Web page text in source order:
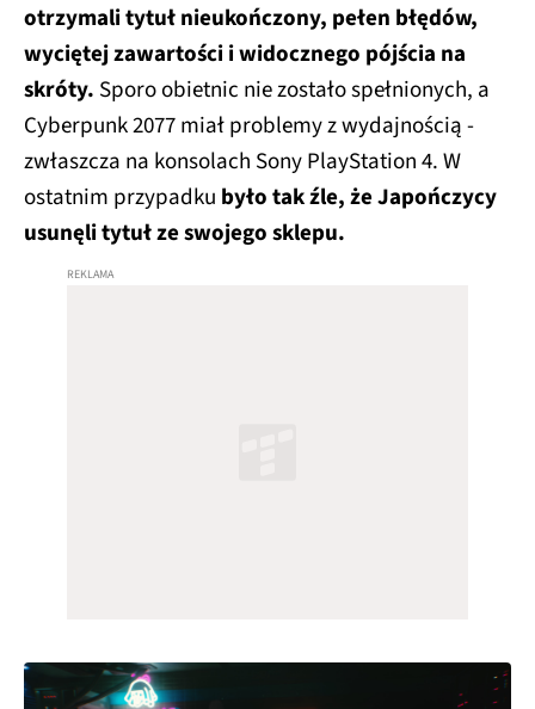
otrzymali tytuł nieukończony, pełen błędów,
wyciętej zawartości i widocznego pójścia na
skróty. Sporo obietnic nie zostało spełnionych, a
Cyberpunk 2077 miał problemy z wydajnością -
zwłaszcza na konsolach Sony PlayStation 4. W
ostatnim przypadku było tak źle, że Japończycy
usunęli tytuł ze swojego sklepu.